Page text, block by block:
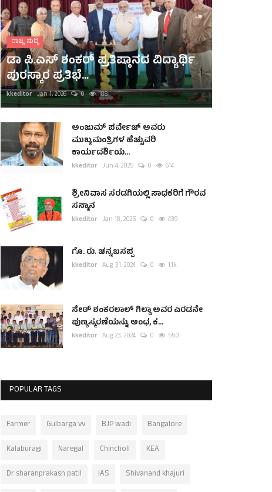
ರಾಜ್ಯ ಸುದ್ದಿ
ಡಾ ಪಿ.ಎಸ್ ಶಂಕರ್ ಪ್ರತಿಷ್ಠಾನದ ವಿದ್ಯಾರ್ಥಿ
ಪುರಸ್ಕಾರ ಪ್ರತಿಭೆ...
kkeditor Jan 1, 2026 0 188
ಅಂಜುಮ್ ಪರ್ವೇಜ್ ಅವರು
ಮುಖ್ಯಮಂತ್ರಿಗಳ ಹೆಚ್ಚುವರಿ
ಕಾರ್ಯದರ್ಶಿಯ...
kkeditor Jun 4, 2025 0 614
ಶ್ರೀನಿವಾಸ ಸರಡಗಿಯಲ್ಲಿ ಸಾಧಕರಿಗೆ ಗೌರವ
ಸನ್ಮಾನ
kkeditor Jan 18, 2025 0 439
ಗೊ. ರು. ಚನ್ನಬಸಪ್ಪ
kkeditor Aug 31, 2024 0 1.1k
ಸೇಠ್ ಶಂಕರಲಾಲ್ ಗಿಲ್ಡಾ ಅವರ ಎರಡನೇ
ಪುಣ್ಯಸ್ಮರಣೆಯನ್ನು ಅಂಧ, ಕ...
kkeditor Aug 23, 2024 0 550
POPULAR TAGS
Farmer Gulbarga vv BJP wadi
Bangalore
Kalaburagi
Naregal Chincholi
KEA
Dr sharanprakash patil
IAS
Shivanand khajuri